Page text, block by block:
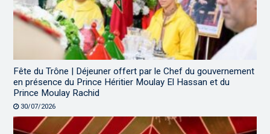
Fête du Trône | Déjeuner offert par le Chef du gouvernement
en présence du Prince Héritier Moulay El Hassan et du
Prince Moulay Rachid
30/07/2026